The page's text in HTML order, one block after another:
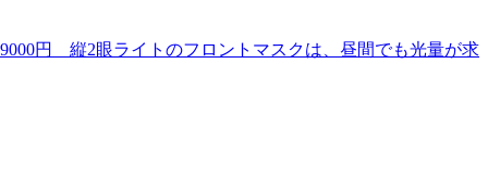
円 縦2眼ライトのフロントマスクは、昼間でも光量が求